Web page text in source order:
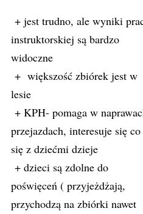
+ jest trudno, ale wyniki
instruktorskiej są bardzo
widoczne
+ większość zbiórek jest w
lesie
+ KPH- pomaga w
przejazdach, interesuje się co
się z dziećmi dzieje
+ dzieci są zdolne do
poświęceń ( przyjeżdżają,
przychodzą na zbiórki nawet